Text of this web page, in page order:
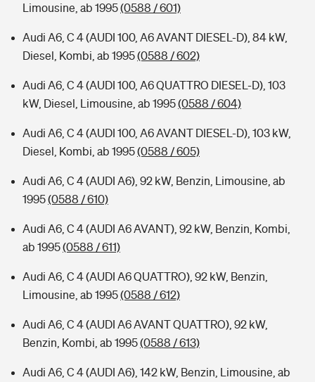
Limousine, ab 1995(0588 / 601)
Audi A6, C 4 (AUDI 100, A6 AVANT DIESEL-D), 84 kW,
Diesel, Kombi, ab 1995(0588 / 602)
Audi A6, C 4 (AUDI 100, A6 QUATTRO DIESEL-D), 103
kW, Diesel, Limousine, ab 1995(0588 / 604)
Audi A6, C 4 (AUDI 100, A6 AVANT DIESEL-D), 103 kW,
Diesel, Kombi, ab 1995(0588 / 605)
Audi A6, C 4 (AUDI A6), 92 kW, Benzin, Limousine, ab
1995(0588 / 610)
Audi A6, C 4 (AUDI A6 AVANT), 92 kW, Benzin, Kombi,
ab 1995(0588 / 611)
Audi A6, C 4 (AUDI A6 QUATTRO), 92 kW, Benzin,
Limousine, ab 1995(0588 / 612)
Audi A6, C 4 (AUDI A6 AVANT QUATTRO), 92 kW,
Benzin, Kombi, ab 1995(0588 / 613)
Audi A6, C 4 (AUDI A6), 142 kW, Benzin, Limousine, ab